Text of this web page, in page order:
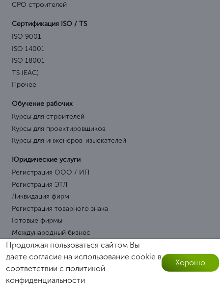
СРО строителей
Сертификация ISO / TS
ISO 9001
ISO 14001
ISO 18001
TS (EAC)
Прочее
Обучение рабочих
Курсы для строителей
Курсы для проектировщиков
Курсы для инженеров-изыскателей
Юридические услуги
Регистрация ООО / ИП
Регистрация ЭТЛ
Ликвидация фирм
Регистрация товарного знака
Готовые фирмы
Международный бизнес
Операции по СРО
Переводы СРО / Региональные СРО
Оставить заявку
Продолжая пользоваться сайтом Вы
даете согласие на использование cookie в
соответствии с политикой
конфиденциальности
Хорошо